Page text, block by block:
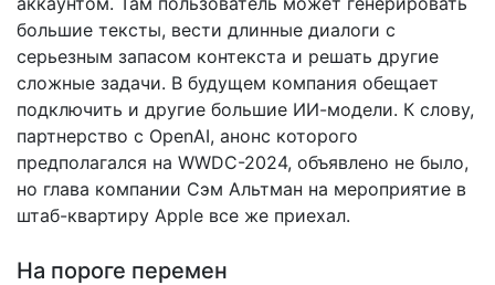
большие тексты, вести длинные диалоги с
серьезным запасом контекста и решать другие
сложные задачи. В будущем компания обещает
подключить и другие большие ИИ-модели. К слову,
партнерство с OpenAI, анонс которого
предполагался на WWDC-2024, объявлено не было,
но глава компании Сэм Альтман на мероприятие в
штаб-квартиру Apple все же приехал.
На пороге перемен